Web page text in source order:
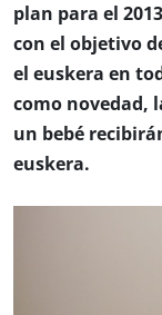
plan para el
con el objetivo
el euskera en
como novedad,
un bebé
euskera.